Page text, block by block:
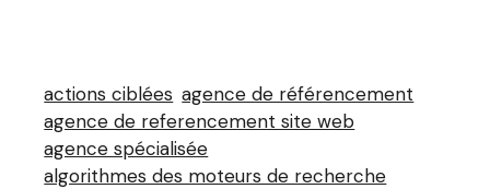
actions ciblées agence de référencement
agence de referencement site web
agence spécialisée
algorithmes des moteurs de recherche